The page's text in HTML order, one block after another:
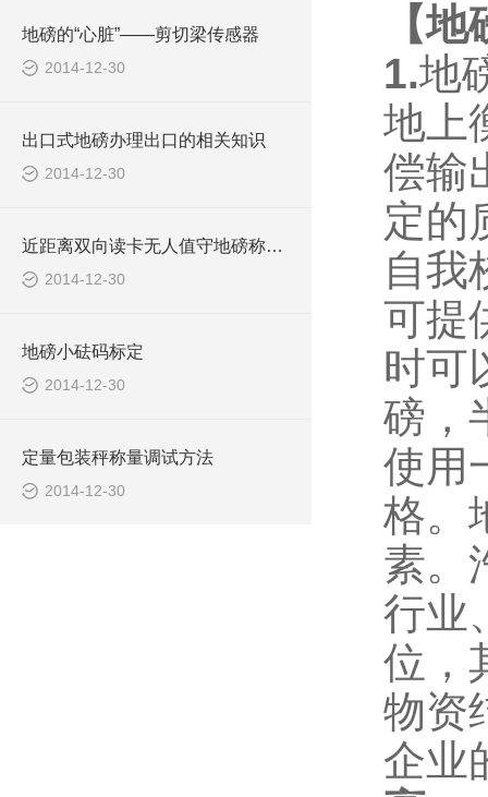
地磅的“心脏”——剪切梁传感器
2014-12-30
出口式地磅办理出口的相关知识
2014-12-30
近距离双向读卡无人值守地磅称重系统报价清单
2014-12-30
地磅小砝码标定
2014-12-30
定量包装秤称量调试方法
2014-12-30
【
1.地
地上
偿输
定的
自我
可提
时可
磅，
使用
格。
素。
行业
位，
物资
企业